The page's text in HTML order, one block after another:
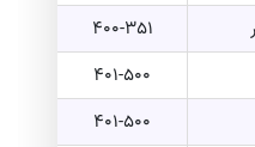
400-351
401-500
401-500